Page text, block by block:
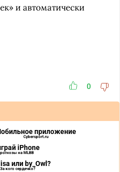
и автоматически
0
приложение
Cybersport.ru
iPhone
на MLBB
или by_Owl?
За кого сердечко?